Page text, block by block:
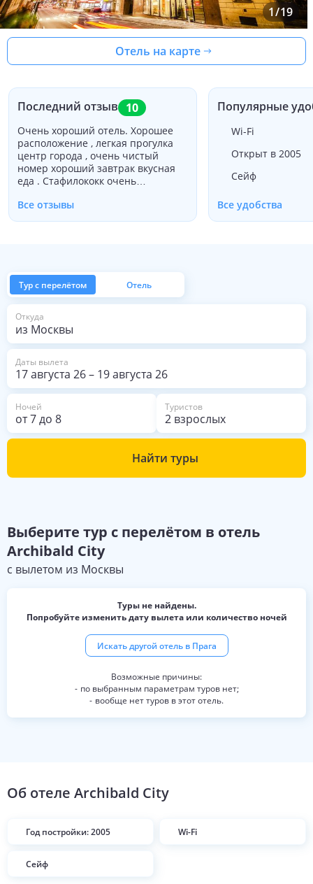
1/19
Отель на карте
Последний отзыв 10
Очень хороший отель. Хорошее
расположение , легкая прогулка
центр города , очень чистый
номер хороший завтрак вкусная
еда . Стафилококк очень
Все отзывы
Популярные
Wi-Fi
Открыт в 2005
Сейф
Все удобства
Тур с перелётом Отель
Откуда
из Москвы
Даты вылета
17 августа 26– 19 августа 26
Ночей
от7до 8
Туристов
2 взрослых
Найти туры
Выберите тур с перелётом в отель
Archibald City
с вылетом из Москвы
Туры не найдены.
Попробуйте изменить дату вылета или количество ночей
Искать другой отель в Прага
по выбранным параметрам туров нет;
вообще нет туров в этот отель.
Об отеле Archibald City
Год постройки: 2005 Wi-Fi
Сейф